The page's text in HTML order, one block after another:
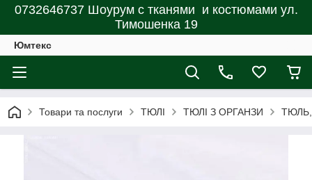
0732646737 Шоурум с тканями и костюмами ул.
Тимошенка 19
Юмтекс
Товари та послуги ТЮЛІ ТЮЛІ З ОРГАНЗИ